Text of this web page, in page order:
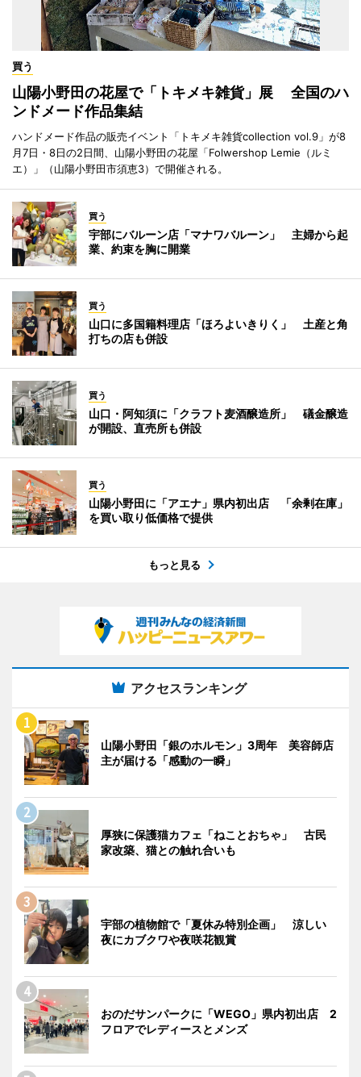
買う
山陽小野田の花屋で「トキメキ雑貨」展 全国のハ
ンドメード作品集結
ハンドメード作品の販売イベント「トキメキ雑貨collection vol.9」が8
月7日・8日の2日間、山陽小野田の花屋「Folwershop Lemie（ルミ
エ）」（山陽小野田市須恵3）で開催される。
買う
宇部にバルーン店「マナワバルーン」 主婦から起
業、約束を胸に開業
買う
山口に多国籍料理店「ほろよいきりく」 土産と角
打ちの店も併設
買う
山口・阿知須に「クラフト麦酒醸造所」 礒金醸造
が開設、直売所も併設
買う
山陽小野田に「アエナ」県内初出店 「余剰在庫」
を買い取り低価格で提供
もっと見る
アクセスランキング
山陽小野田「銀のホルモン」3周年 美容師店
主が届ける「感動の一瞬」
厚狭に保護猫カフェ「ねことおちゃ」 古民
家改築、猫との触れ合いも
宇部の植物館で「夏休み特別企画」 涼しい
夜にカブクワや夜咲花観賞
おのだサンパークに「WEGO」県内初出店 2
フロアでレディースとメンズ